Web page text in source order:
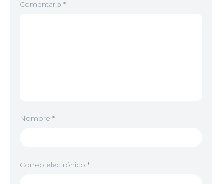
Comentario *
Nombre *
Correo electrónico *